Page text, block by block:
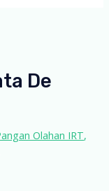
De
Olahan IRT,